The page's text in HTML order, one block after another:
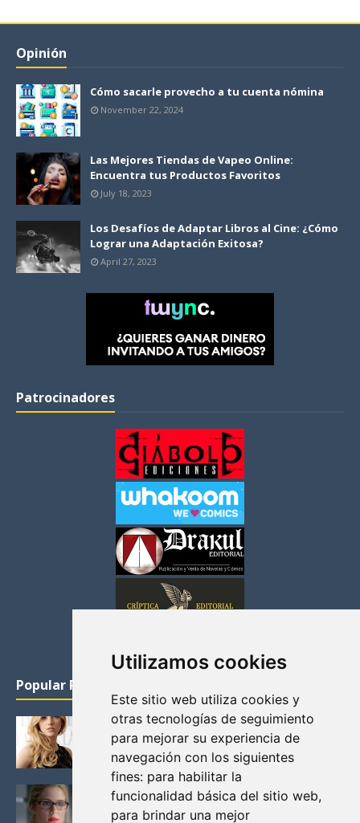
Utilizamos cookies
Este sitio web utiliza cookies y
otras tecnologías de seguimiento
para mejorar su experiencia de
navegación con los siguientes
fines: para habilitar la
funcionalidad básica del sitio web,
para brindar una mejor
Opinión
Cómo sacarle provecho a tu cuenta nómina
November 22, 2024
Las Mejores Tiendas de Vapeo Online:
Encuentra tus Productos Favoritos
July 18, 2023
Los Desafíos de Adaptar Libros al Cine: ¿Cómo
Lograr una Adaptación Exitosa?
April 27, 2023
Patrocinadores
Popular Posts
KATHERYN WINNICK: LA ACTRIZ MAS GUAPA DE
VIKINGOS
Junio 14, 2013
FELICITY (EMILY BETT RICKARDS), LAS FOTOS
MAS BONITAS DE LA ALIADA DE ARROW